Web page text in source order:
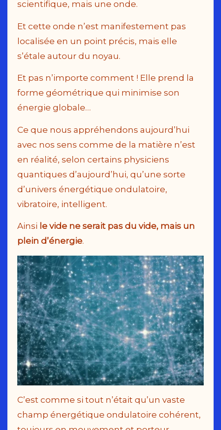
scientifique, mais une onde.
Et cette onde n’est manifestement pas
localisée en un point précis, mais elle
s’étale autour du noyau.
Et pas n’importe comment ! Elle prend la
forme géométrique qui minimise son
énergie globale…
Ce que nous appréhendons aujourd’hui
avec nos sens comme de la matière n’est
en réalité, selon certains physiciens
quantiques d’aujourd’hui, qu’une sorte
d’univers énergétique ondulatoire,
vibratoire, intelligent.
Ainsi le vide ne serait pas du vide, mais un
plein d’énergie.
C’est comme si tout n’était qu’un vaste
champ énergétique ondulatoire cohérent,